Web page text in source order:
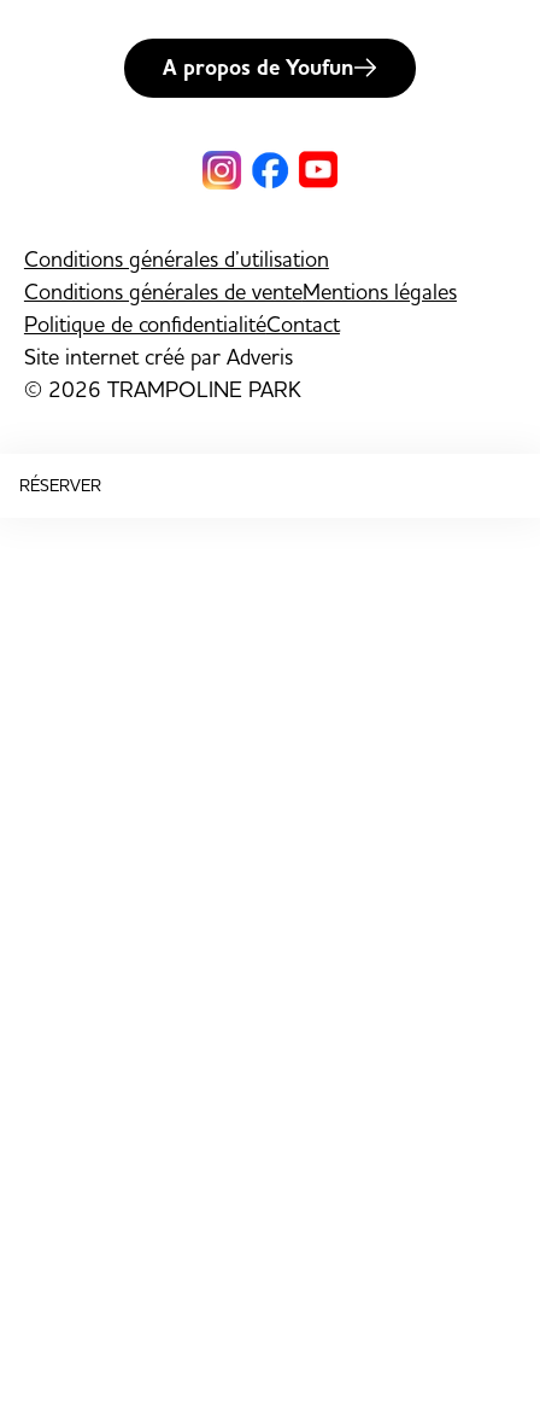
A propos de Youfun
Conditions générales d’utilisation
Conditions générales de venteMentions légales
Politique de confidentialitéContact
Site internet créé par Adveris
© 2026 TRAMPOLINE PARK
RÉSERVER